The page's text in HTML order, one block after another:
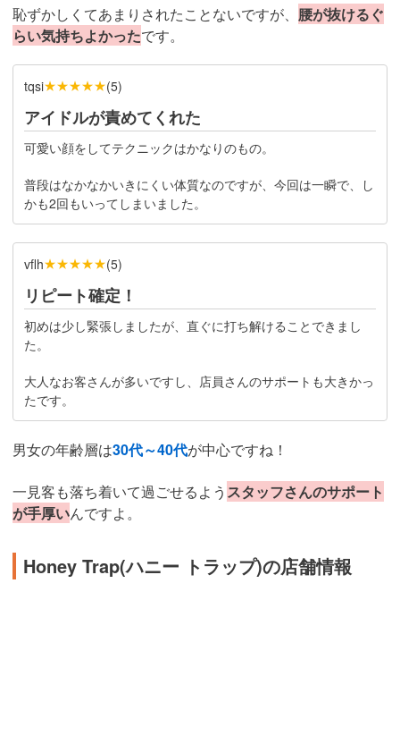
恥ずかしくてあまりされたことないですが、 腰が抜けるぐ
らい気持ちよかったです。
tqsi★★★★★(5)
アイドルが責めてくれた
可愛い顔をしてテクニックはかなりのもの。
普段はなかなかいきにくい体質なのですが、今回は一瞬で、し
かも2回もいってしまいました。
vflh★★★★★(5)
リピート確定！
初めは少し緊張しましたが、直ぐに打ち解けることできまし
た。
大人なお客さんが多いですし、店員さんのサポートも大きかっ
たです。
男女の年齢層は30代～40代が中心ですね！
一見客も落ち着いて過ごせるよう スタッフさんのサポート
が手厚いんですよ。
Honey Trap(ハニー トラップ)の店舗情報